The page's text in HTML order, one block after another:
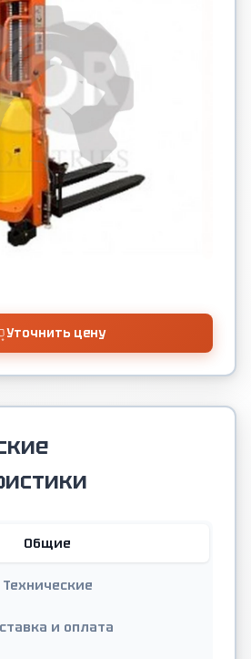
Уточнить цену
Общие
Технические
и оплата